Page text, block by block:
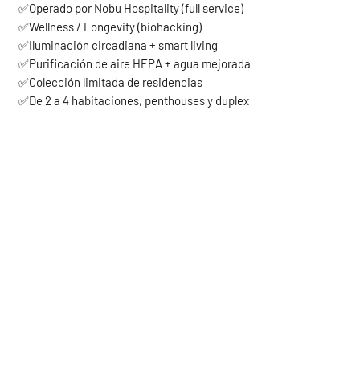
✅Operado por Nobu Hospitality (full service)
✅Wellness / Longevity (biohacking)
✅Iluminación circadiana + smart living
✅Purificación de aire HEPA + agua mejorada
✅Colección limitada de residencias
✅De 2 a 4 habitaciones, penthouses y duplex